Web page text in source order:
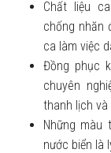
Chất liệu
chống nhăn
ca làm việc
Đồng phục
chuyên
thanh lịch và
Những màu
nước biển là